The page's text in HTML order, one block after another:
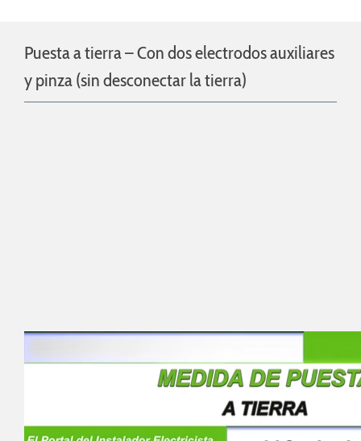
Puesta a tierra – Con dos electrodos auxiliares
y pinza (sin desconectar la tierra)